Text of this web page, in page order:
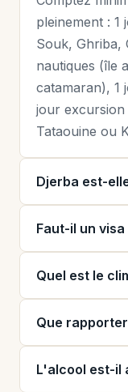
pleinement :
Souk, Ghriba,
nautiques (île
catamaran), 1
jour excursion
Tataouine ou
Djerba est-
Faut-il un
Quel est le
Que
L'alcool est-il